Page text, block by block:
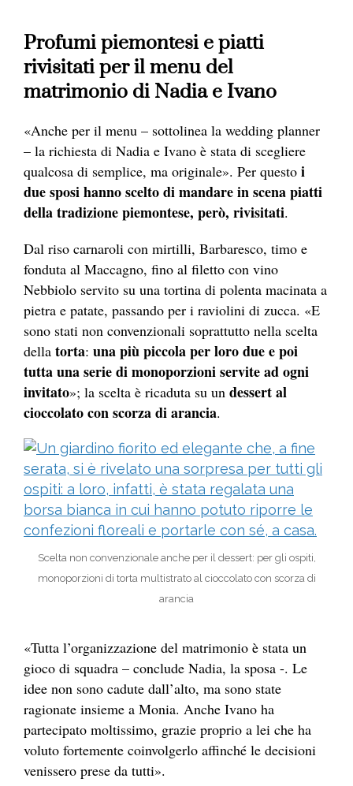
Profumi piemontesi e piatti
rivisitati per il menu del
matrimonio di Nadia e Ivano
«Anche per il menu – sottolinea la wedding planner
– la richiesta di Nadia e Ivano è stata di scegliere
qualcosa di semplice, ma originale». Per questo i
due sposi hanno scelto di mandare in scena piatti
della tradizione piemontese, però, rivisitati.
Dal riso carnaroli con mirtilli, Barbaresco, timo e
fonduta al Maccagno, fino al filetto con vino
Nebbiolo servito su una tortina di polenta macinata a
pietra e patate, passando per i raviolini di zucca. «E
sono stati non convenzionali soprattutto nella scelta
della torta: una più piccola per loro due e poi
tutta una serie di monoporzioni servite ad ogni
invitato»; la scelta è ricaduta su un dessert al
cioccolato con scorza di arancia.
Scelta non convenzionale anche per il dessert: per gli ospiti,
monoporzioni di torta multistrato al cioccolato con scorza di
arancia
«Tutta l’organizzazione del matrimonio è stata un
gioco di squadra – conclude Nadia, la sposa -. Le
idee non sono cadute dall’alto, ma sono state
ragionate insieme a Monia. Anche Ivano ha
partecipato moltissimo, grazie proprio a lei che ha
voluto fortemente coinvolgerlo affinché le decisioni
venissero prese da tutti».